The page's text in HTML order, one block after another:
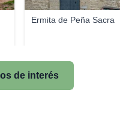
Ermita de Peña Sacra
de interés